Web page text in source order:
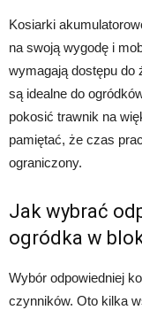
Kosiarki
na swoją wygodę i
wymagają dostępu do
są idealne do
pokosić trawnik na
pamiętać, że czas
ograniczony.
Jak wybrać
ogródka w
Wybór odpowiedniej
czynników. Oto kilka